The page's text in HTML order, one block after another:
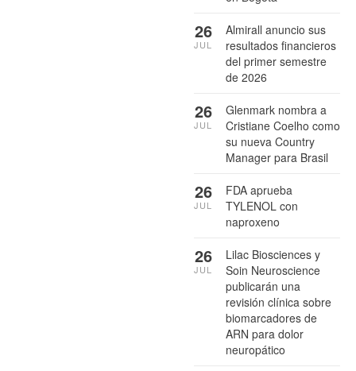
Almirall anuncio sus
resultados financieros
del primer semestre
de 2026
26
JUL
Glenmark nombra a
Cristiane Coelho como
su nueva Country
Manager para Brasil
26
JUL
FDA aprueba
TYLENOL con
naproxeno
26
JUL
Lilac Biosciences y
Soin Neuroscience
publicarán una
revisión clínica sobre
biomarcadores de
ARN para dolor
neuropático
26
JUL